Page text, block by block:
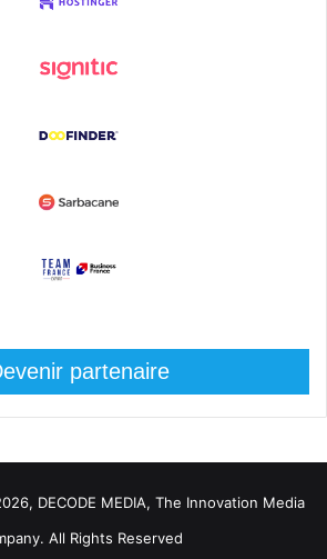
partenaire
DECODE MEDIA, The Innovation Media
All Rights Reserved